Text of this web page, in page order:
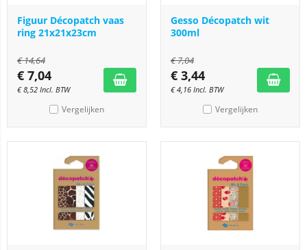
Figuur Décopatch vaas
ring 21x21x23cm
€14,64
€ 7,04
€8,52 Incl. BTW
Vergelijken
Gesso Décopatch wit
300ml
€7,04
€ 3,44
€4,16 Incl. BTW
Vergelijken